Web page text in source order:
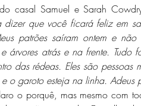
casal Samuel e Sarah
dizer que você ficará feliz em
patrões saíram ontem e
árvores atrás e na frente.
das rédeas. Eles são
o garoto esteja na linha. Adeus